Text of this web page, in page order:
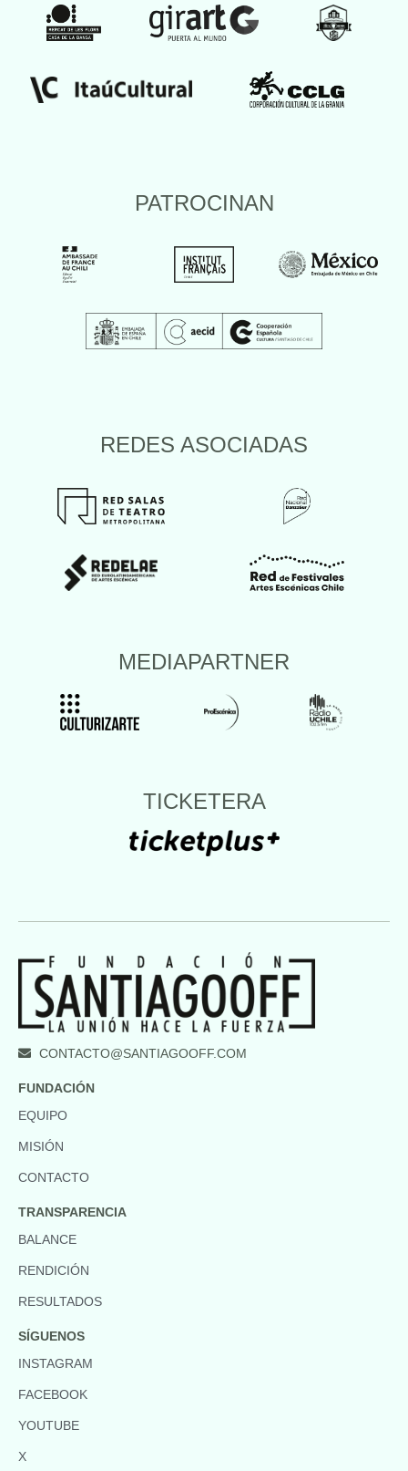
PATROCINAN
REDES ASOCIADAS
MEDIAPARTNER
TICKETERA
CONTACTO@SANTIAGOOFF.COM
FUNDACIÓN
EQUIPO
MISIÓN
CONTACTO
TRANSPARENCIA
BALANCE
RENDICIÓN
RESULTADOS
SÍGUENOS
INSTAGRAM
FACEBOOK
YOUTUBE
X